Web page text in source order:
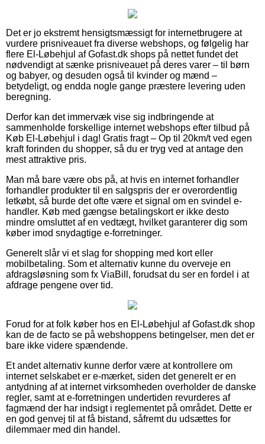
Det er jo ekstremt hensigtsmæssigt for internetbrugere at
vurdere prisniveauet fra diverse webshops, og følgelig har
flere El-Løbehjul af Gofast.dk shops på nettet fundet det
nødvendigt at sænke prisniveauet på deres varer – til børn
og babyer, og desuden også til kvinder og mænd –
betydeligt, og endda nogle gange præstere levering uden
beregning.
Derfor kan det immervæk vise sig indbringende at
sammenholde forskellige internet webshops efter tilbud på
Køb El-Løbehjul i dag! Gratis fragt – Op til 20km/t ved egen
kraft forinden du shopper, så du er tryg ved at antage den
mest attraktive pris.
Man må bare være obs på, at hvis en internet forhandler
forhandler produkter til en salgspris der er overordentlig
letkøbt, så burde det ofte være et signal om en svindel e-
handler. Køb med gængse betalingskort er ikke desto
mindre omsluttet af en vedtægt, hvilket garanterer dig som
køber imod snydagtige e-forretninger.
Generelt slår vi et slag for shopping med kort eller
mobilbetaling. Som et alternativ kunne du overveje en
afdragsløsning som fx ViaBill, forudsat du ser en fordel i at
afdrage pengene over tid.
Forud for at folk køber hos en El-Løbehjul af Gofast.dk shop
kan de de facto se på webshoppens betingelser, men det er
bare ikke videre spændende.
Et andet alternativ kunne derfor være at kontrollere om
internet selskabet er e-mærket, siden det generelt er en
antydning af at internet virksomheden overholder de danske
regler, samt at e-forretningen undertiden revurderes af
fagmænd der har indsigt i reglementet på området. Dette er
en god genvej til at få bistand, såfremt du udsættes for
dilemmaer med din handel.